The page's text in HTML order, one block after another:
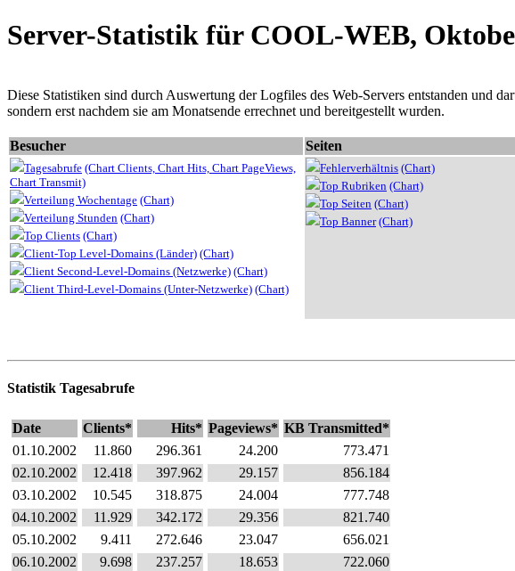
Server-Statistik für COOL-WEB,
Diese Statistiken sind durch Auswertung der Logfiles des Web-Servers entstanden und
sondern erst nachdem sie am Monatsende errechnet und bereitgestellt wurden.
Besucher Seiten
Tagesabrufe (Chart Clients, Chart Hits, Chart PageViews,
Chart Transmit)
Verteilung Wochentage (Chart)
Verteilung Stunden (Chart)
Top Clients (Chart)
Client-Top Level-Domains (Länder) (Chart)
Client Second-Level-Domains (Netzwerke) (Chart)
Client Third-Level-Domains (Unter-Netzwerke) (Chart)
Fehlerverhältnis (Chart)
Top Rubriken (Chart)
Top Seiten (Chart)
Top Banner (Chart)
Statistik Tagesabrufe
Date Clients* Hits* Pageviews* KB Transmitted*
01.10.2002
11.860 296.361 24.200
773.471
02.10.2002
12.418 397.962 29.157
856.184
03.10.2002
10.545 318.875 24.004
777.748
04.10.2002
11.929 342.172 29.356
821.740
05.10.2002
9.411 272.646 23.047
656.021
06.10.2002
9.698 237.257 18.653
722.060